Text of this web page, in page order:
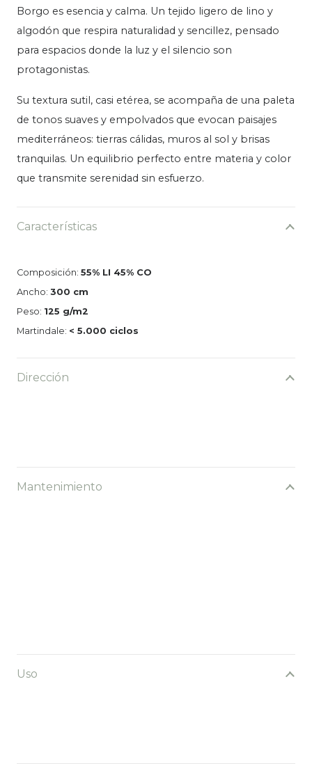
Borgo es esencia y calma. Un tejido ligero de lino y
algodón que respira naturalidad y sencillez, pensado
para espacios donde la luz y el silencio son
protagonistas.
Su textura sutil, casi etérea, se acompaña de una paleta
de tonos suaves y empolvados que evocan paisajes
mediterráneos: tierras cálidas, muros al sol y brisas
tranquilas. Un equilibrio perfecto entre materia y color
que transmite serenidad sin esfuerzo.
Características
Composición: 55% LI 45% CO
Ancho: 300 cm
Peso: 125 g/m2
Martindale: < 5.000 ciclos
Dirección
Mantenimiento
Uso